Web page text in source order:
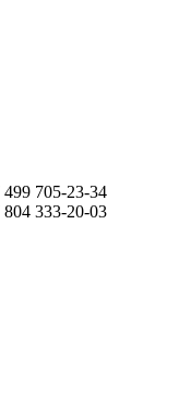
499 705-23-34
804 333-20-03